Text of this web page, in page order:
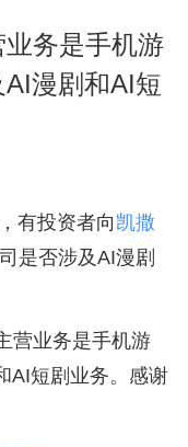
务是手机游
漫剧和AI短
有投资者向凯撒
是否涉及AI漫剧
营业务是手机游
AI短剧业务。感谢